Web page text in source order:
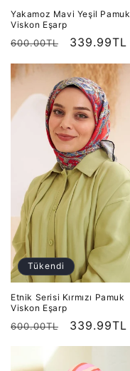
Yakamoz Mavi Yeşil Pamuk
Viskon Eşarp
Normal
600.00TL
İndirimli
339.99TL
Tükendi
Etnik Serisi Kırmızı Pamuk
Viskon Eşarp
Normal
600.00TL
İndirimli
fiyat
339.99TL